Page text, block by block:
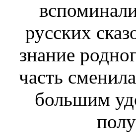
русских
знание
часть
большим